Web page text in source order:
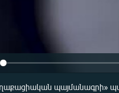
պայմանագրի»